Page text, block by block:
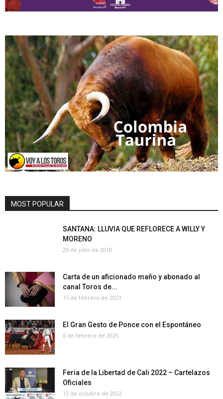
MOST POPULAR
SANTANA: LLUVIA QUE REFLORECE A WILLY Y
MORENO
29 de julio de 2018
Carta de un aficionado maño y abonado al
canal Toros de...
15 de febrero de 2023
El Gran Gesto de Ponce con el Espontáneo
6 de febrero de 2025
Feria de la Libertad de Cali 2022 – Cartelazos
Oficiales
13 de octubre de 2022